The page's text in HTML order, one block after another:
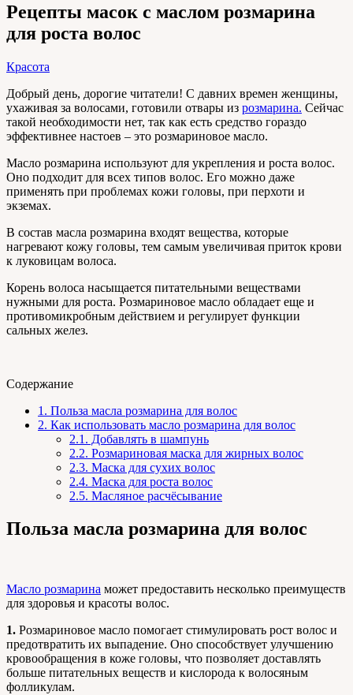
Рецепты масок с маслом розмарина
для роста волос
Красота
Добрый день, дорогие читатели! С давних времен женщины,
ухаживая за волосами, готовили отвары из розмарина. Сейчас
такой необходимости нет, так как есть средство гораздо
эффективнее настоев – это розмариновое масло.
Масло розмарина используют для укрепления и роста волос.
Оно подходит для всех типов волос. Его можно даже
применять при проблемах кожи головы, при перхоти и
экземах.
В состав масла розмарина входят вещества, которые
нагревают кожу головы, тем самым увеличивая приток крови
к луковицам волоса.
Корень волоса насыщается питательными веществами
нужными для роста. Розмариновое масло обладает еще и
противомикробным действием и регулирует функции
сальных желез.
Содержание
1. Польза масла розмарина для волос
2. Как использовать масло розмарина для волос
2.1. Добавлять в шампунь
2.2. Розмариновая маска для жирных волос
2.3. Маска для сухих волос
2.4. Маска для роста волос
2.5. Масляное расчёсывание
Польза масла розмарина для волос
Масло розмарина может предоставить несколько преимуществ
для здоровья и красоты волос.
1. Розмариновое масло помогает стимулировать рост волос и
предотвратить их выпадение. Оно способствует улучшению
кровообращения в коже головы, что позволяет доставлять
больше питательных веществ и кислорода к волосяным
фолликулам.